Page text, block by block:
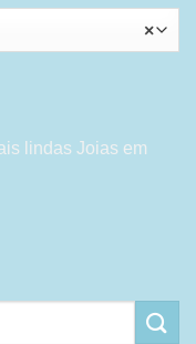
×
lindas Joias em